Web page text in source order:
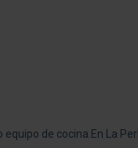
de cocina.En La